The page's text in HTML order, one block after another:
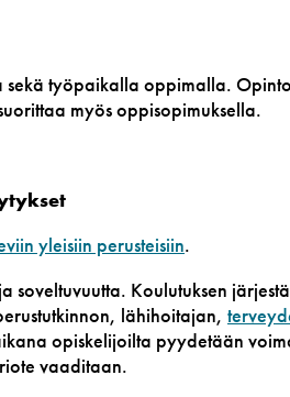
sekä työpaikalla oppimalla.
myös oppisopimuksella.
yleisiin perusteisiin.
Koulutuksen
lähihoitajan,
opiskelijoilta pyydetään
vaaditaan.